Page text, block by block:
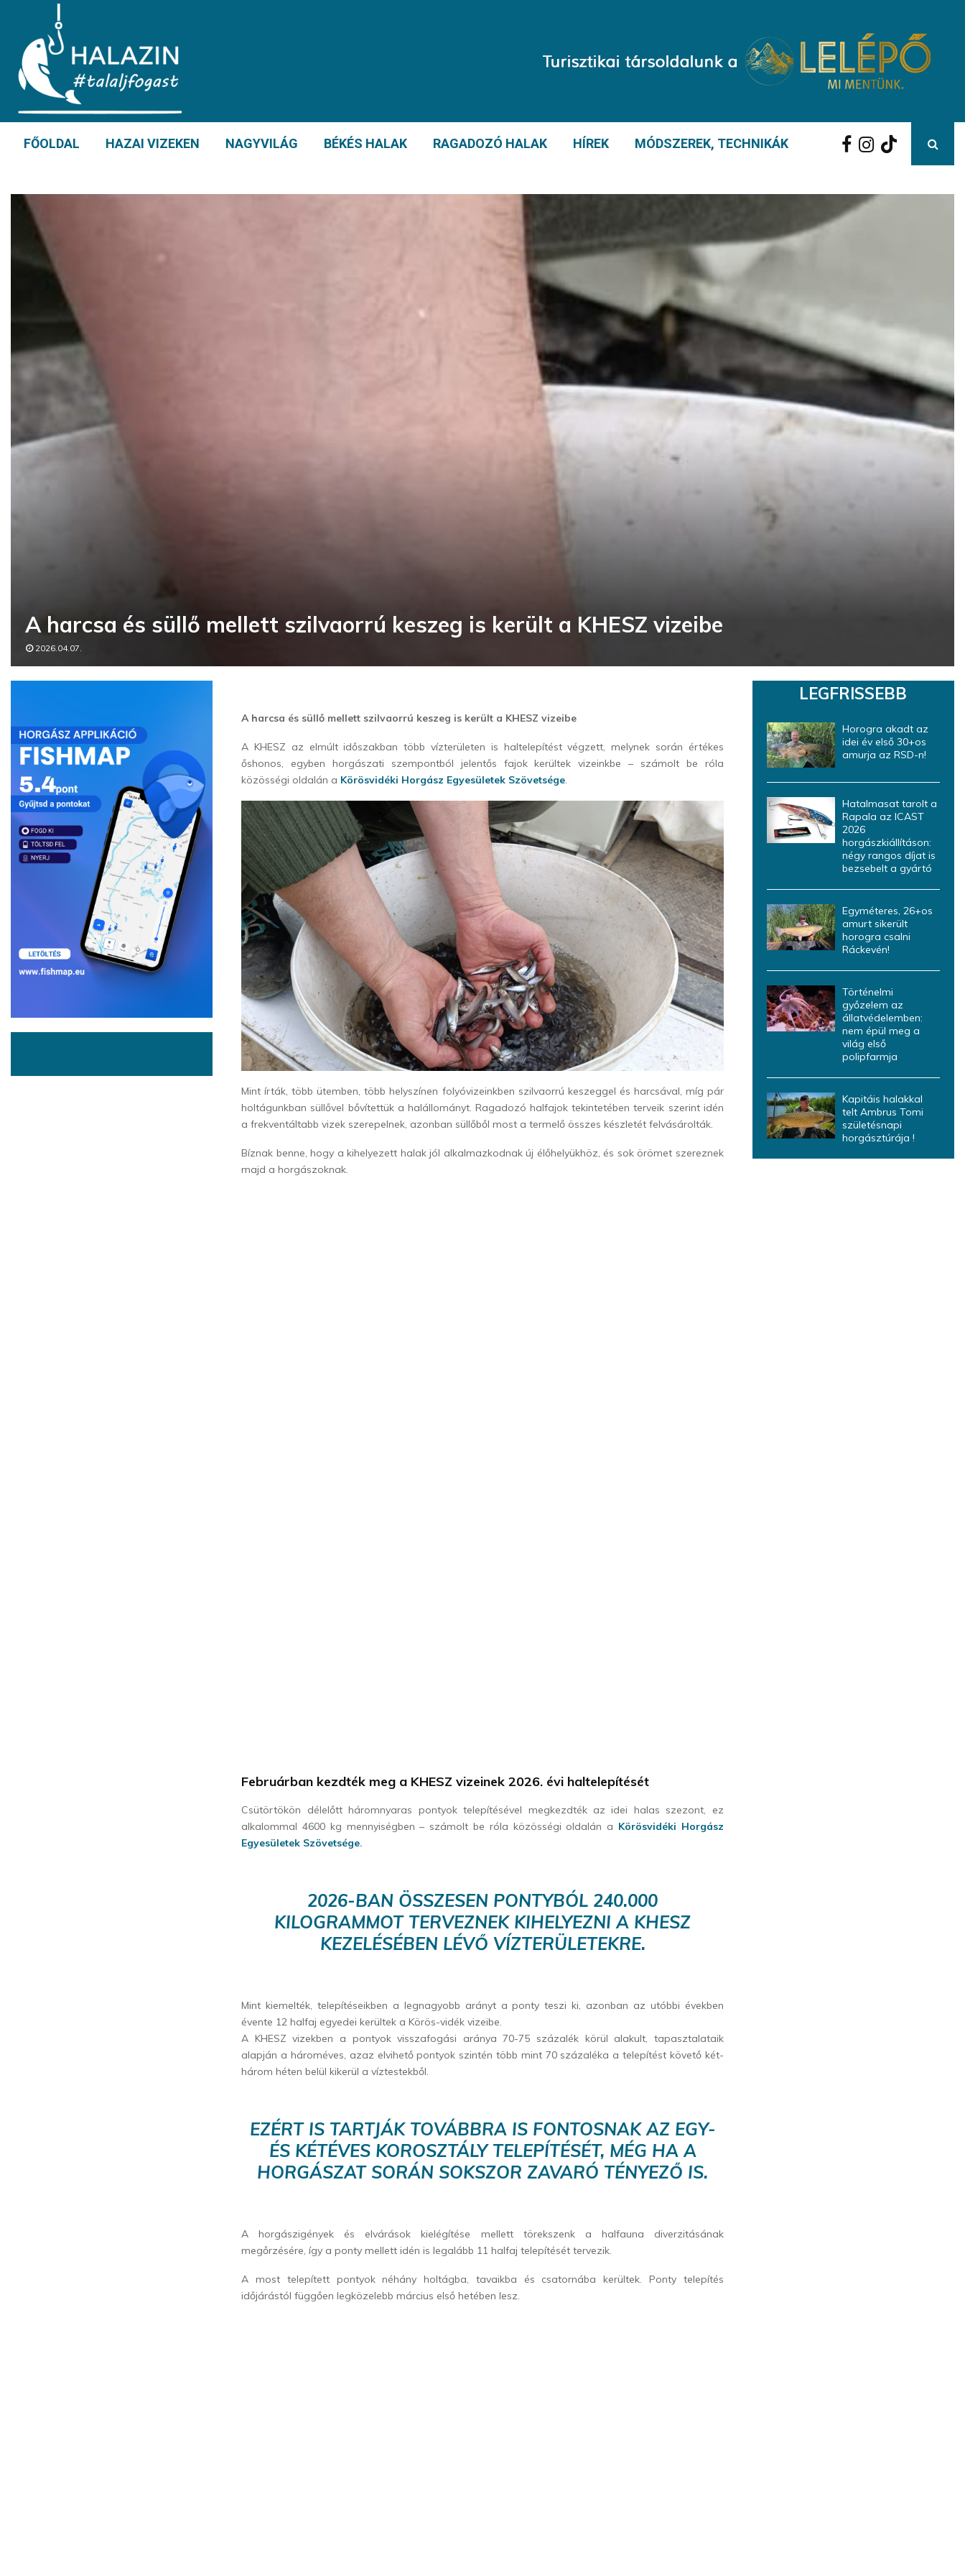
FŐOLDAL HAZAI VIZEKEN NAGYVILÁG BÉKÉS HALAK RAGADOZÓ HALAK HÍREK MÓDSZEREK, TECHNIKÁK
A harcsa és süllő mellett szilvaorrú keszeg is került a KHESZ vizeibe
2026.04.07.
A harcsa és süllő mellett szilvaorrú keszeg is került a KHESZ vizeibe
A KHESZ az elmúlt időszakban több vízterületen is haltelepítést végzett, melynek során értékes
őshonos, egyben horgászati szempontból jelentős fajok kerültek vizeinkbe – számolt be róla
közösségi oldalán a Körösvidéki Horgász Egyesületek Szövetsége.
Mint írták, több ütemben, több helyszínen folyóvizeinkben szilvaorrú keszeggel és harcsával, míg pár
holtágunkban süllővel bővítettük a halállományt. Ragadozó halfajok tekintetében terveik szerint idén
a frekventáltabb vizek szerepelnek, azonban süllőből most a termelő összes készletét felvásárolták.
Bíznak benne, hogy a kihelyezett halak jól alkalmazkodnak új élőhelyükhöz, és sok örömet szereznek
majd a horgászoknak.
Februárban kezdték meg a KHESZ vizeinek 2026. évi haltelepítését
Csütörtökön délelőtt háromnyaras pontyok telepítésével megkezdték az idei halas szezont, ez
alkalommal 4600 kg mennyiségben – számolt be róla közösségi oldalán a Körösvidéki Horgász
Egyesületek Szövetsége.
2026-BAN ÖSSZESEN PONTYBÓL 240.000
KILOGRAMMOT TERVEZNEK KIHELYEZNI A KHESZ
KEZELÉSÉBEN LÉVŐ VÍZTERÜLETEKRE.
Mint kiemelték, telepítéseikben a legnagyobb arányt a ponty teszi ki, azonban az utóbbi években
évente 12 halfaj egyedei kerültek a Körös-vidék vizeibe.
A KHESZ vizekben a pontyok visszafogási aránya 70-75 százalék körül alakult, tapasztalataik
alapján a hároméves, azaz elvihető pontyok szintén több mint 70 százaléka a telepítést követő két-
három héten belül kikerül a víztestekből.
EZÉRT IS TARTJÁK TOVÁBBRA IS FONTOSNAK AZ EGY-
ÉS KÉTÉVES KOROSZTÁLY TELEPÍTÉSÉT, MÉG HA A
HORGÁSZAT SORÁN SOKSZOR ZAVARÓ TÉNYEZŐ IS.
A horgászigények és elvárások kielégítése mellett törekszenk a halfauna diverzitásának
megőrzésére, így a ponty mellett idén is legalább 11 halfaj telepítését tervezik.
A most telepített pontyok néhány holtágba, tavaikba és csatornába kerültek. Ponty telepítés
időjárástól függően legközelebb március első hetében lesz.
LEGFRISSEBB
Horogra akadt az
idei év első 30+os
amurja az RSD-n!
Hatalmasat tarolt a
Rapala az ICAST
2026
horgászkiállításon:
négy rangos díjat is
bezsebelt a gyártó
Egyméteres, 26+os
amurt sikerült
horogra csalni
Ráckevén!
Történelmi
győzelem az
állatvédelemben:
nem épül meg a
világ első
polipfarmja
Kapitáis halakkal
telt Ambrus Tomi
születésnapi
horgásztúrája !